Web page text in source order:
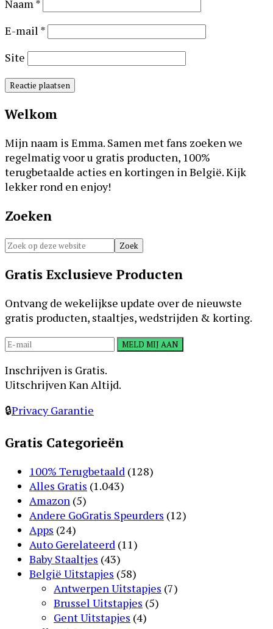
Naam*
E-mail *
Site
Primaire
Sidebar
Welkom
Mijn naam is Emma. Samen met fans zoeken we
regelmatig voor u gratis producten, 100%
terugbetaalde acties en kortingen in België. Kijk
lekker rond en enjoy!
Zoeken
Zoek
deze
Gratis Exclusieve Producten
Ontvang de wekelijkse update over de nieuwste
gratis producten, staaltjes, wedstrijden & korting.
Inschrijven is Gratis.
Uitschrijven Kan Altijd.
🔒Privacy Garantie
Gratis Categorieën
100% Terugbetaald (128)
Alles Gratis (1.043)
Amazon (5)
Andere GoGratis Speurders (12)
Apps (24)
Auto Gerelateerd (11)
Baby Staaltjes (43)
België Uitstapjes (58)
Antwerpen Uitstapjes (7)
Brussel Uitstapjes (5)
Gent Uitstapjes (4)